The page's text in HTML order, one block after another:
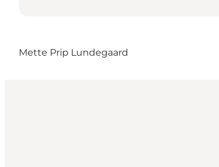
Mette Prip Lundegaard